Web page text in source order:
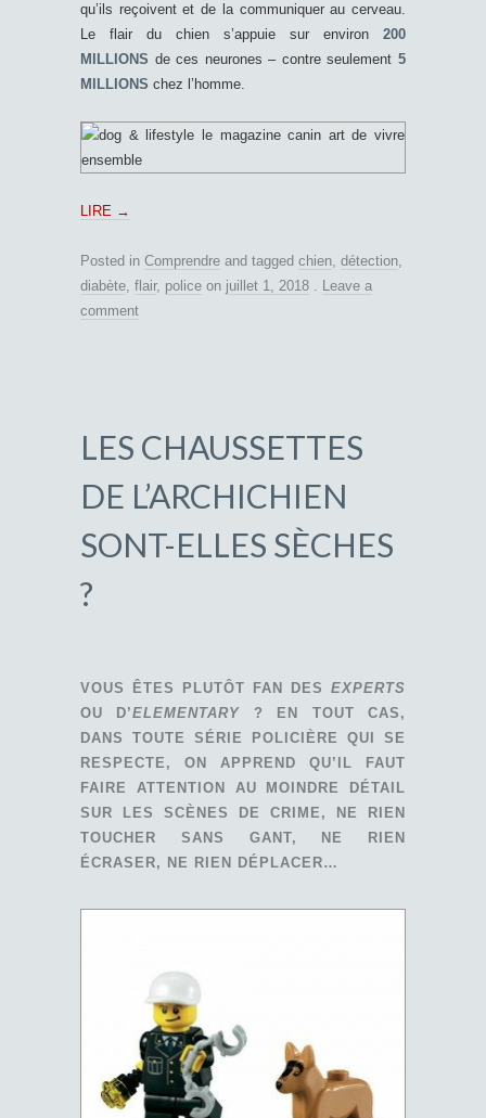
qu’ils reçoivent et de la communiquer au cerveau.
Le flair du chien s’appuie sur environ 200
MILLIONS de ces neurones – contre seulement 5
MILLIONS chez l’homme.
LIRE →
Posted in Comprendre and tagged chien, détection,
diabète, flair, police on juillet 1, 2018 . Leave a
comment
LES CHAUSSETTES
DE L’ARCHICHIEN
SONT-ELLES SÈCHES
?
VOUS ÊTES PLUTÔT FAN DES EXPERTS
OU D’ELEMENTARY ? EN TOUT CAS,
DANS TOUTE SÉRIE POLICIÈRE QUI SE
RESPECTE, ON APPREND QU’IL FAUT
FAIRE ATTENTION AU MOINDRE DÉTAIL
SUR LES SCÈNES DE CRIME, NE RIEN
TOUCHER SANS GANT, NE RIEN
ÉCRASER, NE RIEN DÉPLACER…